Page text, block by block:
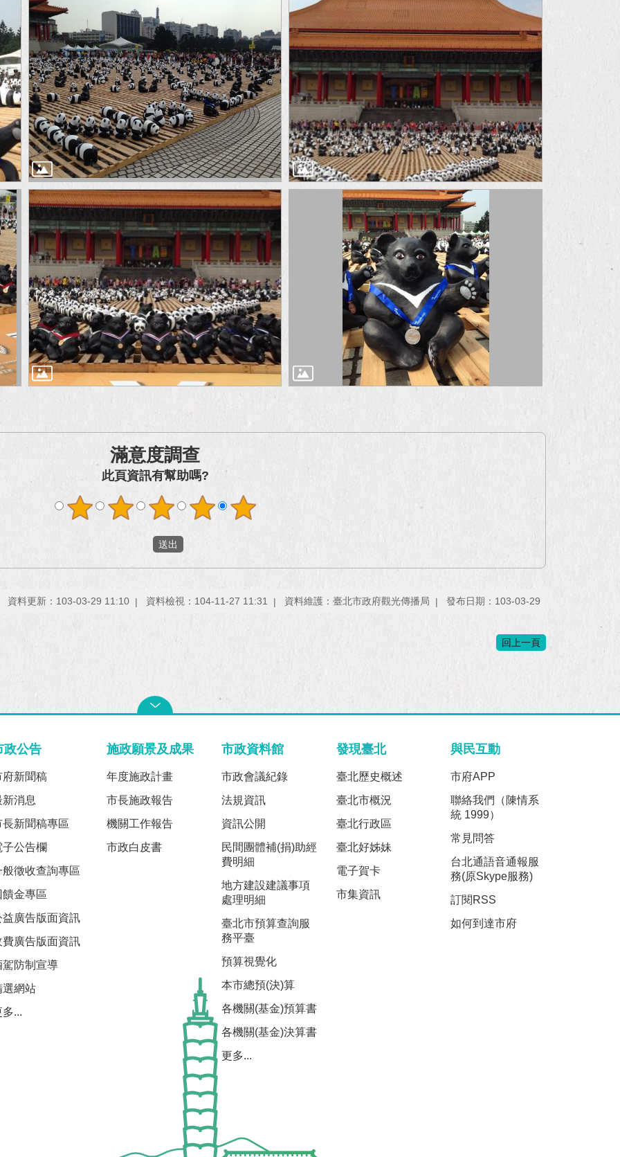
滿意度調查
此頁資訊有幫助嗎?
資料更新：103-03-29 11:10 資料檢視：104-11-27 11:31 資料維護：臺北市政府觀光傳播局 發布日期：103-03-29
回上一頁
政公告
府新聞稿
新消息
長新聞稿專區
子公告欄
般徵收查詢專區
饋金專區
益廣告版面資訊
費廣告版面資訊
駕防制宣導
選網站
多...
施政願景及成果
年度施政計畫
市長施政報告
機關工作報告
市政白皮書
市政資料館
市政會議紀錄
法規資訊
資訊公開
民間團體補(捐)助經
費明細
地方建設建議事項
處理明細
臺北市預算查詢服
務平臺
預算視覺化
本市總預(決)算
各機關(基金)預算書
各機關(基金)決算書
更多...
發現臺北
臺北歷史概述
臺北市概況
臺北行政區
臺北好姊妹
電子賀卡
市集資訊
與民互動
市府APP
聯絡我們（陳情系
統 1999）
常見問答
台北通語音通報服
務(原Skype服務)
訂閱RSS
如何到達市府